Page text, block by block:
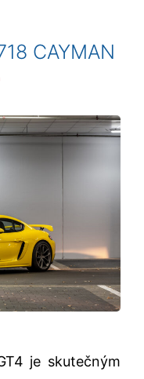
CAYMAN
je skutečným